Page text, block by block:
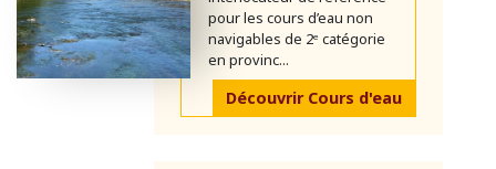
pour les cours d’eau non
navigables de 2ᵉ catégorie
en provinc...
Découvrir Cours d'eau